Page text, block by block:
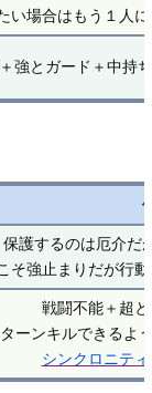
い場合はもう１人
強とガード＋中持
保護するのは厄介だ
そ強止まりだが行
戦闘不能＋超
ーンキルできるよ
シンクロニティ